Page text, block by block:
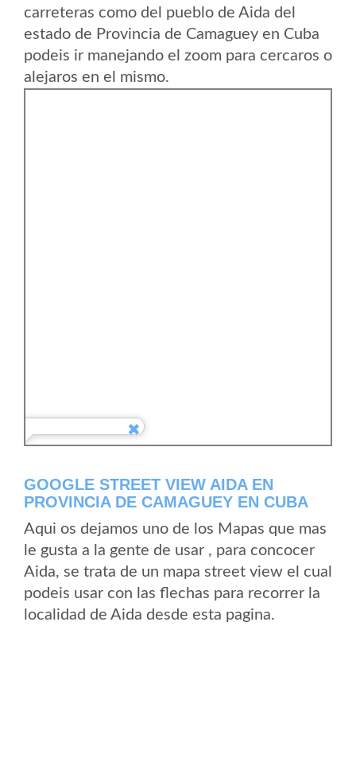
carreteras como del pueblo de Aida del
estado de Provincia de Camaguey en Cuba
podeis ir manejando el zoom para cercaros o
alejaros en el mismo.
GOOGLE STREET VIEW AIDA EN
PROVINCIA DE CAMAGUEY EN CUBA
Aqui os dejamos uno de los Mapas que mas
le gusta a la gente de usar , para concocer
Aida, se trata de un mapa street view el cual
podeis usar con las flechas para recorrer la
localidad de Aida desde esta pagina.